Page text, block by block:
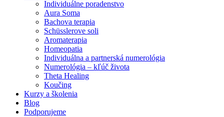
Individuálne poradenstvo
Aura Soma
Bachova terapia
Schüsslerove soli
Aromaterapia
Homeopatia
Individuálna a partnerská numerológia
Numerológia – kľúč života
Theta Healing
Koučing
Kurzy a školenia
Blog
Podporujeme